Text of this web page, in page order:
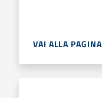
VAI ALLA PAGINA